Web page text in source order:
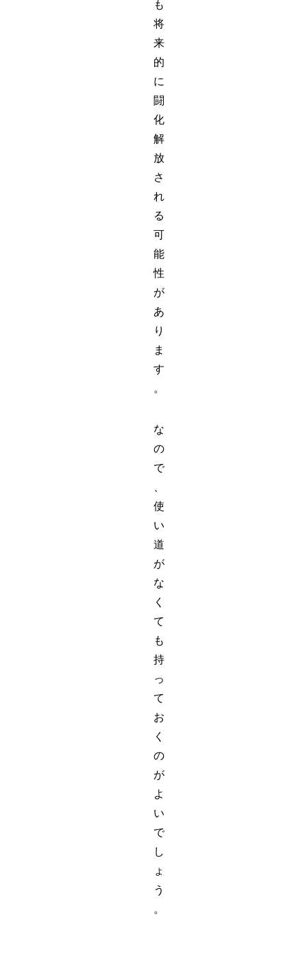
も
将
来
的
に
闘
化
解
放
さ
れ
る
可
能
性
が
あ
り
ま
す
。
な
の
で
使
い
道
が
な
く
て
も
持
っ
て
お
く
の
が
よ
い
で
し
ょ
う
。